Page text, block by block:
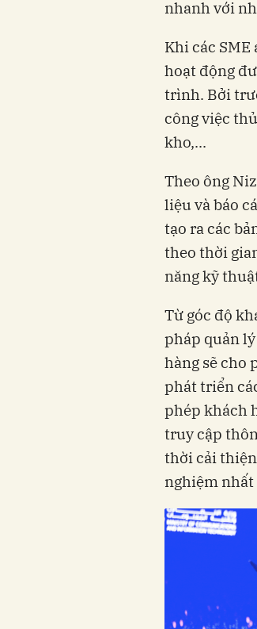
nhanh với
Khi các
hoạt động
trình. Bởi
công việc
kho,...
Theo ông
liệu và báo
tạo ra các
theo thời
năng kỹ
Từ góc độ
pháp quản
hàng sẽ cho
phát triển
phép khách
truy cập
thời cải
nghiệm nhất